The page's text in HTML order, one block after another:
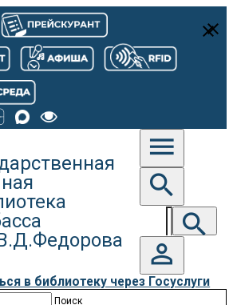
menu
search
search
person_outline
в библиотеку через Госуслуги
close
Поиск
close